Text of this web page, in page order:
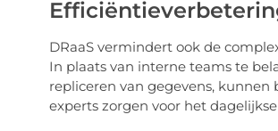
DRaaS vermindert ook de
In plaats van interne teams te
repliceren van gegevens, kunnen
experts zorgen voor het